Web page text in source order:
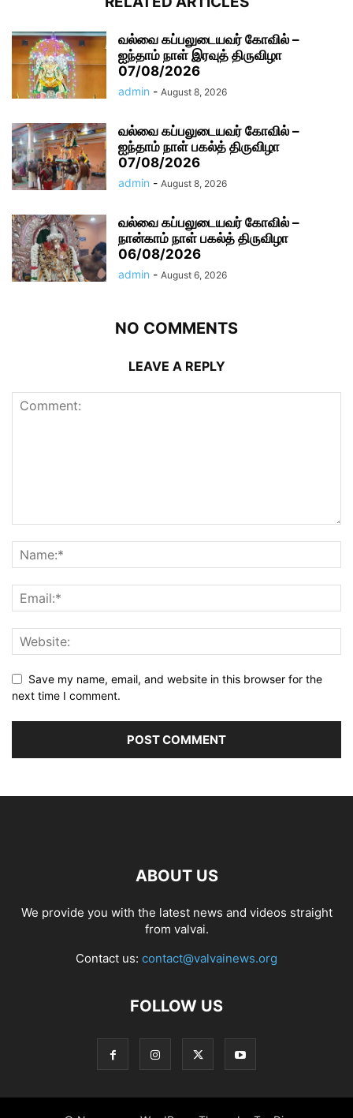
வல்வை கப்பலுடையவர் கோவில் –
ஐந்தாம் நாள் இரவுத் திருவிழா
07/08/2026
admin - August 8, 2026
வல்வை கப்பலுடையவர் கோவில் –
ஐந்தாம் நாள் பகல்த் திருவிழா
07/08/2026
admin - August 8, 2026
வல்வை கப்பலுடையவர் கோவில் –
நான்காம் நாள் பகல்த் திருவிழா
06/08/2026
admin - August 6, 2026
NO COMMENTS
LEAVE A REPLY
Save my name, email, and website in this browser for the
next time I comment.
ABOUT US
We provide you with the latest news and videos straight
from valvai.
Contact us: contact@valvainews.org
FOLLOW US